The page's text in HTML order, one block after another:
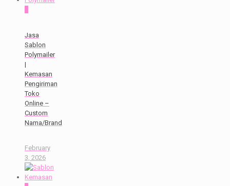
Jasa
Sablon
Polymailer
|
Kemasan
Pengiriman
Toko
Online –
Custom
Nama/Brand
February
3, 2026